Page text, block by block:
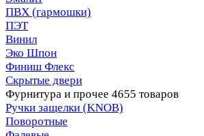
ПВХ (гармошки)
ПЭТ
Винил
Эко Шпон
Финиш Флекс
Скрытые двери
Фурнитура и прочее 4655 товаров
Ручки защелки (KNOB)
Поворотные